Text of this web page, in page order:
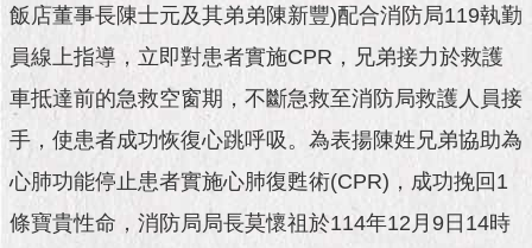
公
告
施
政
景
及
成
飯店董事長陳士元及其弟弟陳新豐)配合消防局119執勤
員線上指導，立即對患者實施CPR，兄弟接力於救護
車抵達前的急救空窗期，不斷急救至消防局救護人員接
手，使患者成功恢復心跳呼吸。為表揚陳姓兄弟協助為
心肺功能停止患者實施心肺復甦術(CPR)，成功挽回1
條寶貴性命，消防局局長莫懷祖於114年12月9日14時